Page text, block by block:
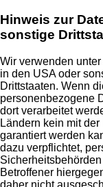
Hinweis zur
sonstige
Wir verwenden
in den USA oder
Drittstaaten. Wenn
personenbezogene
dort verarbeitet
Ländern kein mit
garantiert werden
dazu verpflichtet,
Betroffener
daher nicht